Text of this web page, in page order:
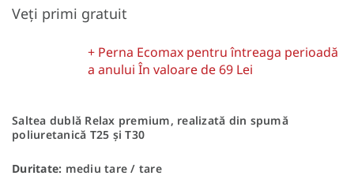
Veți primi gratuit
+ Perna Ecomax pentru întreaga perioadă
a anului În valoare de 69 Lei
Saltea dublă Relax premium, realizată din spumă
poliuretanică T25 și T30
Duritate: mediu tare / tare